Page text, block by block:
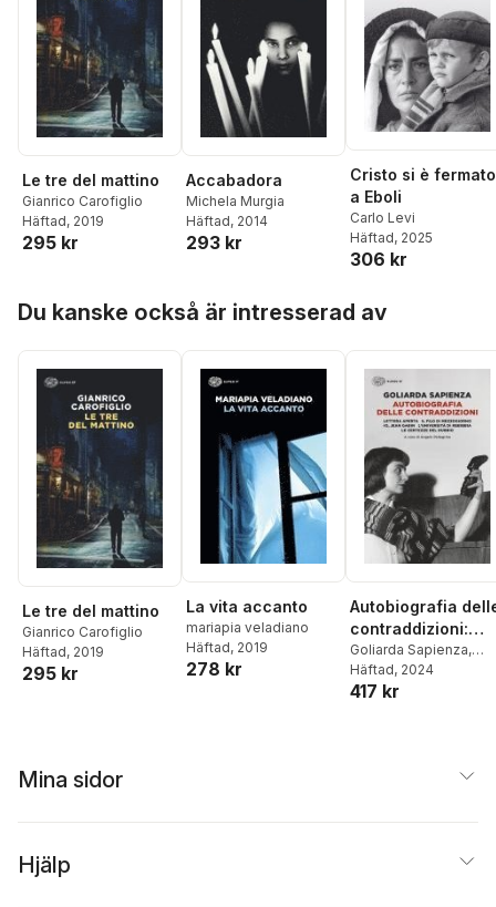
Le tre del mattino
Gianrico Carofiglio
Häftad, 2019
295 kr
Accabadora
Michela Murgia
Häftad, 2014
293 kr
Cristo si è fermato
a Eboli
Carlo Levi
Häftad, 2025
306 kr
Du kanske också är intresserad av
Le tre del mattino
Gianrico Carofiglio
Häftad, 2019
295 kr
La vita accanto
mariapia veladiano
Häftad, 2019
278 kr
Autobiografia
contraddizioni:
Lettera aperta-Il
filo di
mezzogiorno-Io,
Goliarda Sapienza,
Angelo Pellegrino
Häftad, 2024
417 kr
Mina sidor
Hjälp